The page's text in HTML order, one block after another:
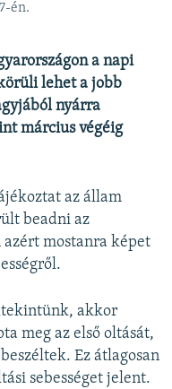
én.
a napi
lehet a jobb
nyárra
március végéig
az állam
beadni az
mostanra képet
akkor
meg az első oltását,
beszéltek. Ez átlagosan
sebességet jelent.